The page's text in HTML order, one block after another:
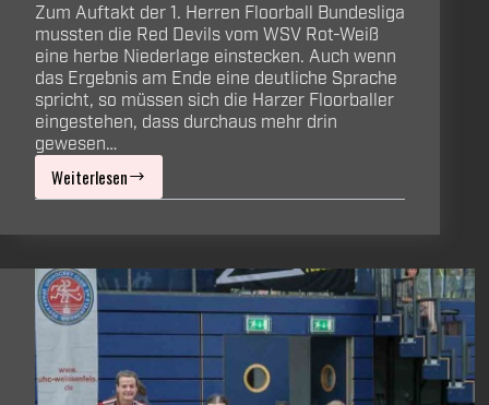
Zum Auftakt der 1. Herren Floorball Bundesliga
mussten die Red Devils vom WSV Rot-Weiß
eine herbe Niederlage einstecken. Auch wenn
das Ergebnis am Ende eine deutliche Sprache
spricht, so müssen sich die Harzer Floorballer
eingestehen, dass durchaus mehr drin
gewesen…
Weiterlesen
Niederlage